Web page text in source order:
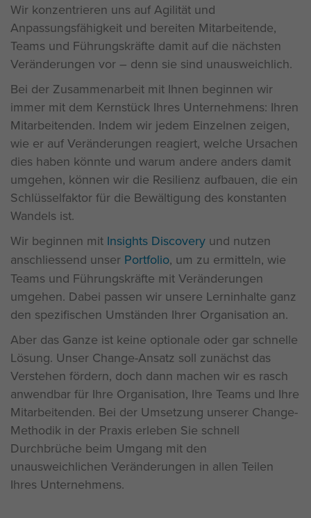
Wir konzentrieren uns auf Agilität und
Anpassungsfähigkeit und bereiten Mitarbeitende,
Teams und Führungskräfte damit auf die nächsten
Veränderungen vor – denn sie sind unausweichlich.
Bei der Zusammenarbeit mit Ihnen beginnen wir
immer mit dem Kernstück Ihres Unternehmens: Ihren
Mitarbeitenden. Indem wir jedem Einzelnen zeigen,
wie er auf Veränderungen reagiert, welche Ursachen
dies haben könnte und warum andere anders damit
umgehen, können wir die Resilienz aufbauen, die ein
Schlüsselfaktor für die Bewältigung des konstanten
Wandels ist.
Wir beginnen mit Insights Discovery und nutzen
anschliessend unser Portfolio, um zu ermitteln, wie
Teams und Führungskräfte mit Veränderungen
umgehen. Dabei passen wir unsere Lerninhalte ganz
den spezifischen Umständen Ihrer Organisation an.
Aber das Ganze ist keine optionale oder gar schnelle
Lösung. Unser Change-Ansatz soll zunächst das
Verstehen fördern, doch dann machen wir es rasch
anwendbar für Ihre Organisation, Ihre Teams und Ihre
Mitarbeitenden. Bei der Umsetzung unserer Change-
Methodik in der Praxis erleben Sie schnell
Durchbrüche beim Umgang mit den
unausweichlichen Veränderungen in allen Teilen
Ihres Unternehmens.